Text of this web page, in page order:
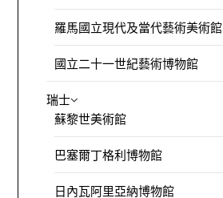
羅馬國立現代及當代藝術美術館
國立二十一世紀藝術博物館
瑞士
蘇黎世美術館
巴塞爾丁格利博物館
日內瓦阿里亞納博物館